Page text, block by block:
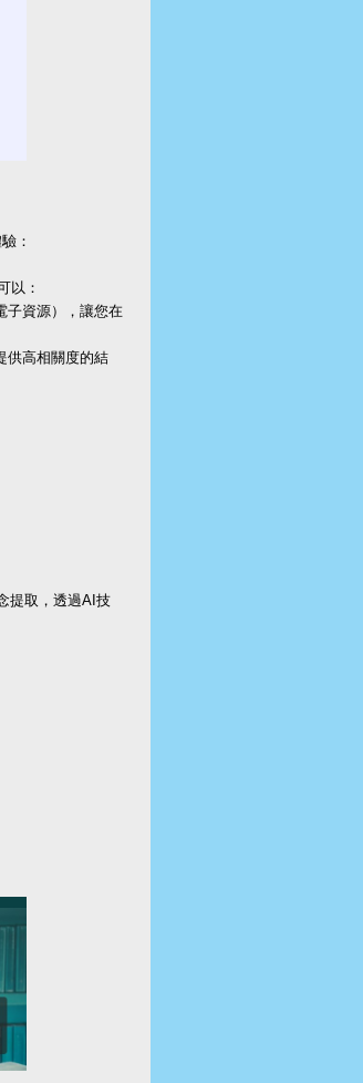
：
以：
子資源），讓您在
供高相關度的結
提取，透過AI技